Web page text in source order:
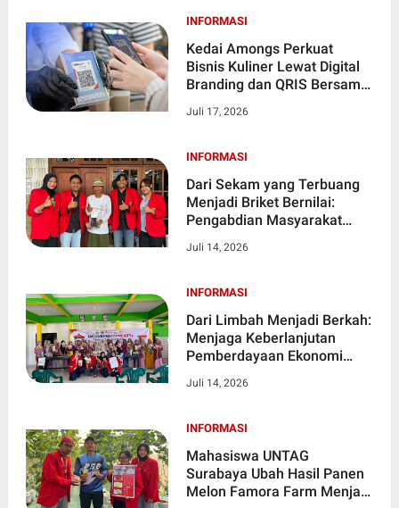
INFORMASI
Kedai Amongs Perkuat
Bisnis Kuliner Lewat Digital
Branding dan QRIS Bersama
Juli 17, 2026
INFORMASI
Dari Sekam yang Terbuang
Menjadi Briket Bernilai:
Pengabdian Masyarakat
Kelompok Tani Desa
Juli 14, 2026
INFORMASI
Dari Limbah Menjadi Berkah:
Menjaga Keberlanjutan
Pemberdayaan Ekonomi
Juli 14, 2026
INFORMASI
Mahasiswa UNTAG
Surabaya Ubah Hasil Panen
Melon Famora Farm Menjadi